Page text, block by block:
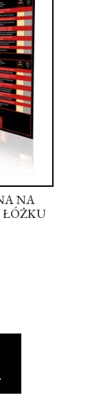
NA
ŁÓŻKU